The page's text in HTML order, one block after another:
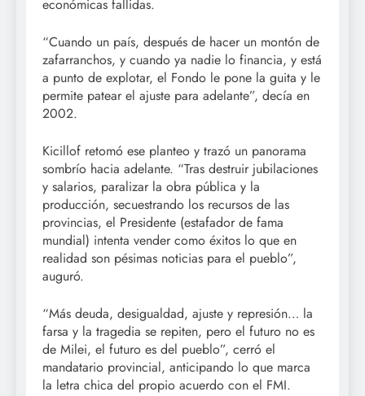
económicas fallidas.
“Cuando un país, después de hacer un montón de
zafarranchos, y cuando ya nadie lo financia, y está
a punto de explotar, el Fondo le pone la guita y le
permite patear el ajuste para adelante”, decía en
2002.
Kicillof retomó ese planteo y trazó un panorama
sombrío hacia adelante. “Tras destruir jubilaciones
y salarios, paralizar la obra pública y la
producción, secuestrando los recursos de las
provincias, el Presidente (estafador de fama
mundial) intenta vender como éxitos lo que en
realidad son pésimas noticias para el pueblo”,
auguró.
“Más deuda, desigualdad, ajuste y represión… la
farsa y la tragedia se repiten, pero el futuro no es
de Milei, el futuro es del pueblo”, cerró el
mandatario provincial, anticipando lo que marca
la letra chica del propio acuerdo con el FMI.